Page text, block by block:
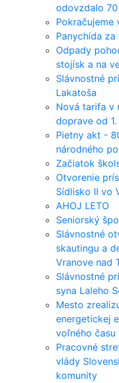
odovzdalo
Pokračujeme
Panychída za
Odpady
stojísk a na
Slávnostné
Lakatoša
Nová tarifa v
doprave od
Pietny akt -
národného
Začiatok
Otvorenie
Sídlisko II vo
AHOJ LETO
Seniorský
Slávnostné
skautingu a
Vranove nad
Slávnostné
syna Laleho
Mesto
energetickej
voľného času
Pracovné
vlády
komunity